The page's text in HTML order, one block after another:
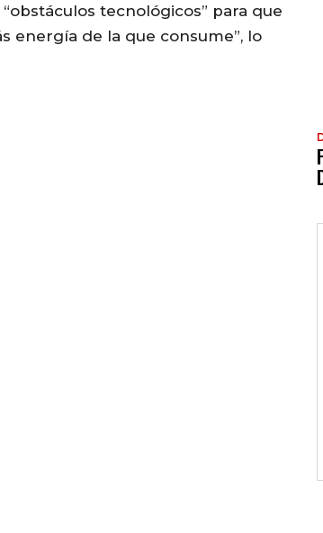
tecnológicos” para que
energía de la que consume”, lo